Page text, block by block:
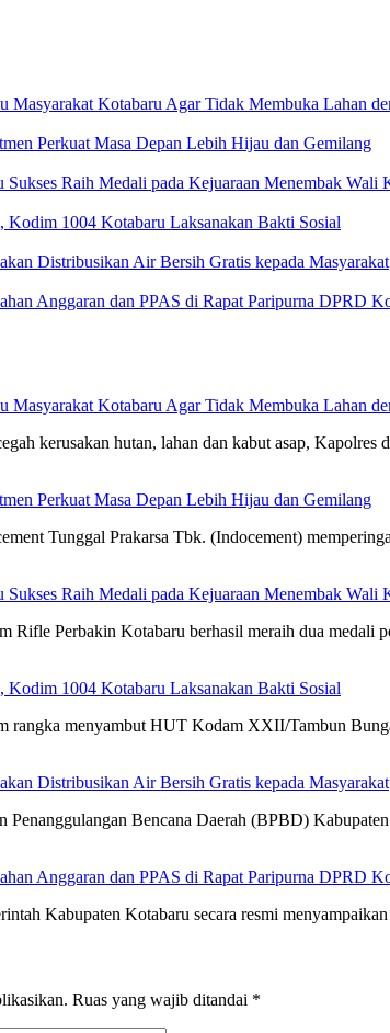
Kotabaru Agar Tidak Membuka Lahan
Perkuat Masa Depan Lebih Hijau dan Gemilang
Raih Medali pada Kejuaraan Menembak Wali
1004 Kotabaru Laksanakan Bakti Sosial
Distribusikan Air Bersih Gratis kepada Masyarakat
Anggaran dan PPAS di Rapat Paripurna DPRD
Kotabaru Agar Tidak Membuka Lahan
kerusakan hutan, lahan dan kabut asap, Kapolres
Perkuat Masa Depan Lebih Hijau dan Gemilang
Tunggal Prakarsa Tbk. (Indocement)
Raih Medali pada Kejuaraan Menembak Wali
Rifle Perbakin Kotabaru berhasil meraih dua medali
1004 Kotabaru Laksanakan Bakti Sosial
rangka menyambut HUT Kodam XXII/Tambun
Distribusikan Air Bersih Gratis kepada Masyarakat
Penanggulangan Bencana Daerah (BPBD)
Anggaran dan PPAS di Rapat Paripurna DPRD
Kabupaten Kotabaru secara resmi
Ruas yang wajib ditandai *